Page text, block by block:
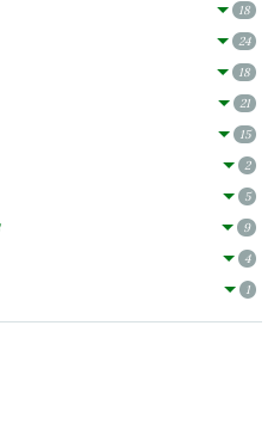
18
24
18
21
15
2
5
9
4
1